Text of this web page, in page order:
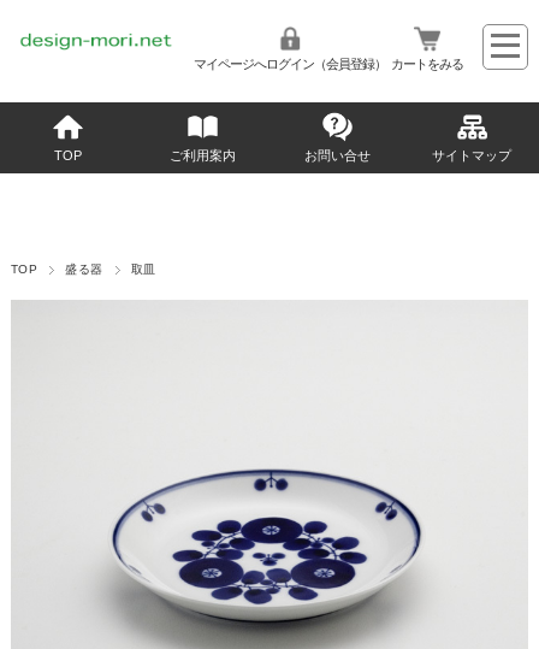
マイページへログイン（会員登録） カートをみる
TOP ご利用案内 お問い合せ サイトマップ
TOP 盛る器 取皿